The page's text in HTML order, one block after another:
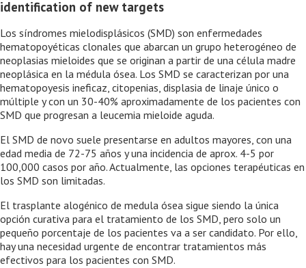
identification of new targets
Los síndromes mielodisplásicos (SMD) son enfermedades
hematopoyéticas clonales que abarcan un grupo heterogéneo de
neoplasias mieloides que se originan a partir de una célula madre
neoplásica en la médula ósea. Los SMD se caracterizan por una
hematopoyesis ineficaz, citopenias, displasia de linaje único o
múltiple y con un 30-40% aproximadamente de los pacientes con
SMD que progresan a leucemia mieloide aguda.
El SMD de novo suele presentarse en adultos mayores, con una
edad media de 72-75 años y una incidencia de aprox. 4-5 por
100,000 casos por año. Actualmente, las opciones terapéuticas en
los SMD son limitadas.
El trasplante alogénico de medula ósea sigue siendo la única
opción curativa para el tratamiento de los SMD, pero solo un
pequeño porcentaje de los pacientes va a ser candidato. Por ello,
hay una necesidad urgente de encontrar tratamientos más
efectivos para los pacientes con SMD.